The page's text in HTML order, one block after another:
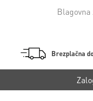
Brezplačna